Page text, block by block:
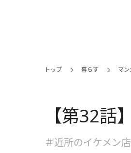
トップ 暮らす マン
【第32話
＃近所のイケメン